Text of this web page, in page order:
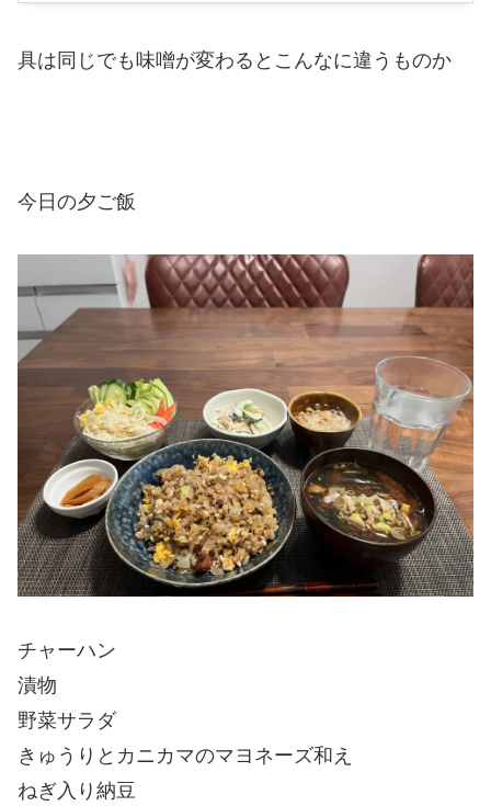
具は同じでも味噌が変わるとこんなに違うものか
今日の夕ご飯
チャーハン
漬物
野菜サラダ
きゅうりとカニカマのマヨネーズ和え
ねぎ入り納豆